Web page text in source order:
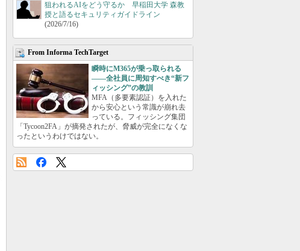
狙われるAIをどう守るか 早稲田大学 森教
授と語るセキュリティガイドライン
(2026/7/16)
From Informa TechTarget
瞬時にM365が乗っ取られる
――全社員に周知すべき“新フ
ィッシング”の教訓
MFA（多要素認証）を入れた
から安心という常識が崩れ去
っている。フィッシング集団
「Tycoon2FA」が摘発されたが、脅威が完全になくな
ったというわけではない。